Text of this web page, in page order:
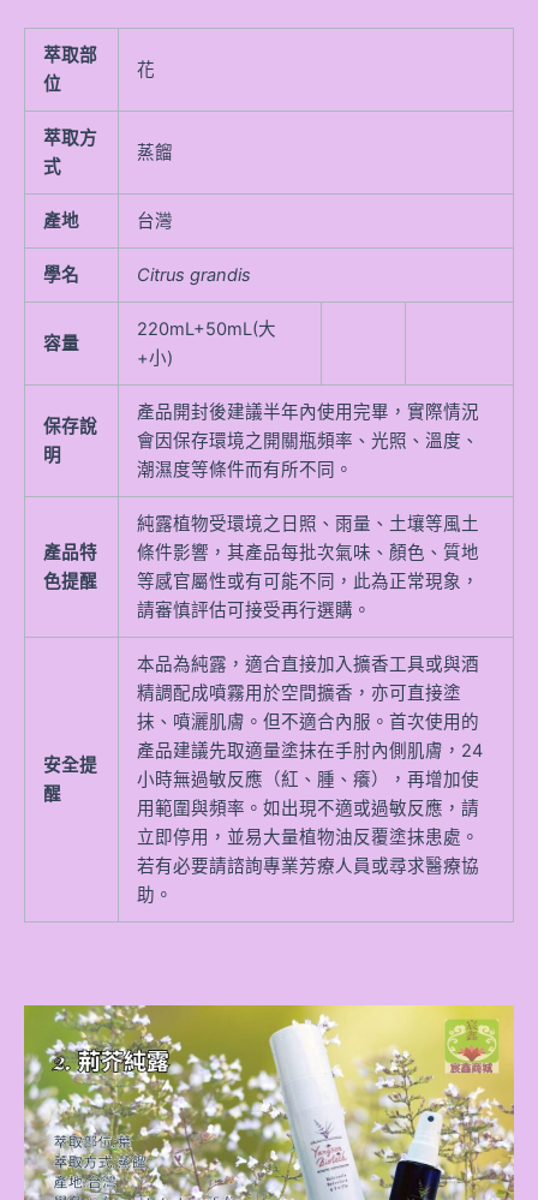
萃取部
位
花
萃取方
式
蒸餾
產地 台灣
學名 Citrus grandis
容量
220mL+50mL(大
+小)
保存說
明
產品開封後建議半年內使用完畢，實際情況
會因保存環境之開關瓶頻率、光照、溫度、
潮濕度等條件而有所不同。
產品特
色提醒
純露植物受環境之日照、雨量、土壤等風土
條件影響，其產品每批次氣味、顏色、質地
等感官屬性或有可能不同，此為正常現象，
請審慎評估可接受再行選購。
安全提
醒
本品為純露，適合直接加入擴香工具或與酒
精調配成噴霧用於空間擴香，亦可直接塗
抹、噴灑肌膚。但不適合內服。首次使用的
產品建議先取適量塗抹在手肘內側肌膚，24
小時無過敏反應（紅、腫、癢），再增加使
用範圍與頻率。如出現不適或過敏反應，請
立即停用，並易大量植物油反覆塗抹患處。
若有必要請諮詢專業芳療人員或尋求醫療協
助。